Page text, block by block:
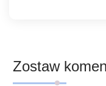
Zostaw